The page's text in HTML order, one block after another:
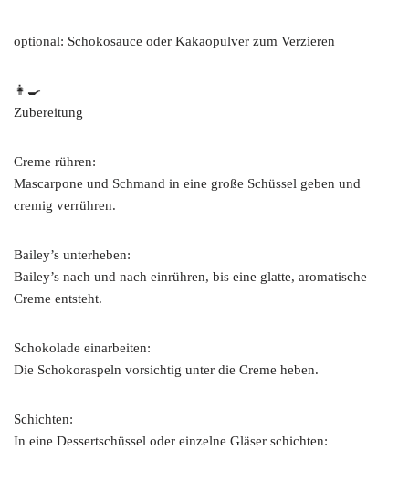
optional: Schokosauce oder Kakaopulver zum Verzieren
👩‍🍳
Zubereitung
Creme rühren:
Mascarpone und Schmand in eine große Schüssel geben und
cremig verrühren.
Bailey’s unterheben:
Bailey’s nach und nach einrühren, bis eine glatte, aromatische
Creme entsteht.
Schokolade einarbeiten:
Die Schokoraspeln vorsichtig unter die Creme heben.
Schichten:
In eine Dessertschüssel oder einzelne Gläser schichten: